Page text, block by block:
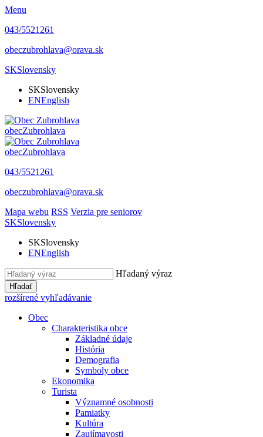
Menu
043/5521261
obeczubrohlava@orava.sk
SKSlovensky
SKSlovensky
ENEnglish
obecZubrohlava
obecZubrohlava
043/5521261
obeczubrohlava@orava.sk
Mapa webu RSS Verzia pre seniorov
SKSlovensky
SKSlovensky
ENEnglish
Hľadaný výraz
Hľadať
rozšírené vyhľadávanie
Obec
Charakteristika obce
Základné údaje
História
Demografia
Symboly obce
Ekonomika
Turista
Významné osobnosti
Pamiatky
Kultúra
Zaujímavosti